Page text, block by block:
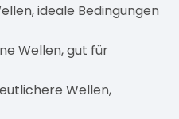
ideale Bedingungen
Wellen, gut für
Wellen,